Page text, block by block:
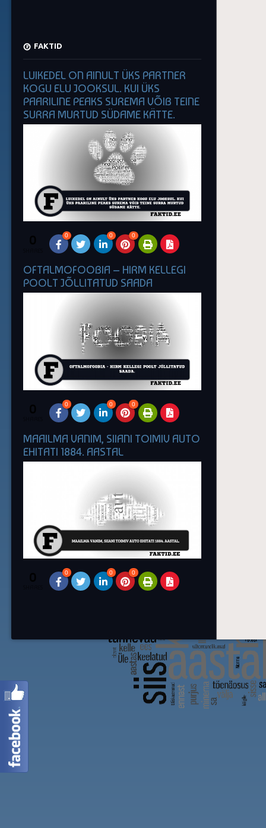
FAKTID
LUIKEDEL ON AINULT ÜKS PARTNER
KOGU ELU JOOKSUL. KUI ÜKS
PAARILINE PEAKS SUREMA VÕIB TEINE
SURRA MURTUD SÜDAME KÄTTE.
0 0 0 0
OFTALMOFOOBIA – HIRM KELLEGI
POOLT JÕLLITATUD SAADA
0 0 0 0
MAAILMA VANIM, SIIANI TOIMIV AUTO
EHITATI 1884. AASTAL
0 0 0 0